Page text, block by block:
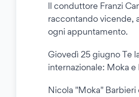
ll conduttore Franzi
raccontando vicende,
ogni appuntamento.
Giovedì 25 giugno Te
internazionale: Moka e
Nicola "Moka"